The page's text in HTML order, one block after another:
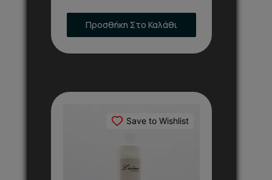
Προσθήκη Στο Καλάθι
Save to Wishlist